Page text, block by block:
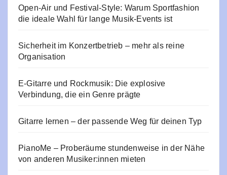
Open-Air und Festival-Style: Warum Sportfashion
die ideale Wahl für lange Musik-Events ist
Sicherheit im Konzertbetrieb – mehr als reine
Organisation
E‑Gitarre und Rockmusik: Die explosive
Verbindung, die ein Genre prägte
Gitarre lernen – der passende Weg für deinen Typ
PianoMe – Proberäume stundenweise in der Nähe
von anderen Musiker:innen mieten